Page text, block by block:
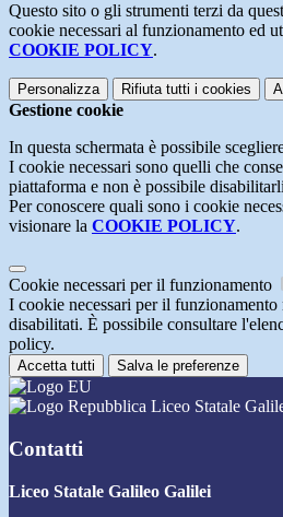
Questo sito o gli strumenti terzi da
cookie necessari al funzionamento ed
COOKIE POLICY.
Personalizza Rifiuta tutti i cookies
Gestione cookie
In questa schermata è possibile
I cookie necessari sono quelli che
piattaforma e non è possibile
Per conoscere quali sono i cookie
visionare la COOKIE POLICY.
Cookie necessari per il funzionamento
I cookie necessari per il funzionamento
disabilitati. È possibile consultare
policy.
Accetta tutti Salva le preferenze
Liceo Statale
Contatti
Liceo Statale Galileo Galilei